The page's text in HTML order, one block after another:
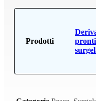
Prodotti
pronti